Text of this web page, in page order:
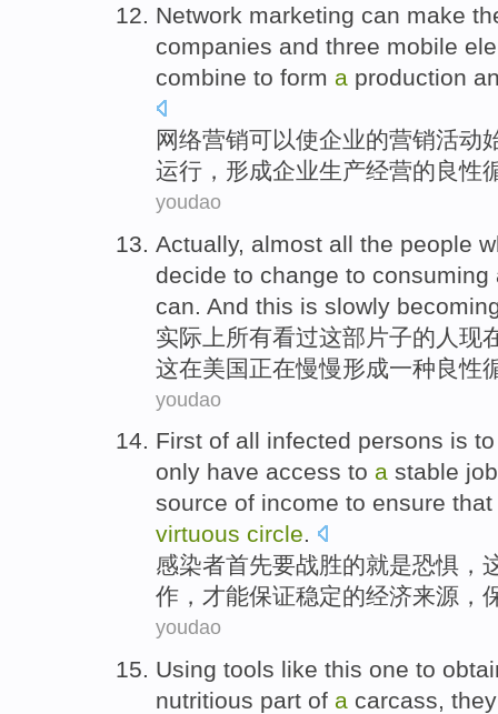
Network marketing can make
companies and three mobile
combine to form a production
网络营销可以使企业的营销活动
运行 ， 形成企业生产经营的良性
youdao
Actually, almost all the people
decide to change to
can. And this is slowly
实际上所有看过这部 片子的 人 现
这在美国正在慢慢形成一种良性
youdao
First of all infected persons is to
only have access to a stable job
source of income to ensure that
virtuous circle.
感染者首先要战胜的就是恐惧 ，
作 ， 才能保证稳定的经济来源 ，
youdao
Using tools like this one to
nutritious part of a carcass, they